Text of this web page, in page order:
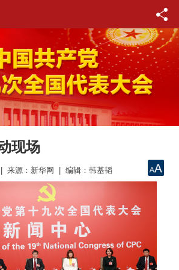
现场
| 来源：新华网 | 编辑：韩基韬